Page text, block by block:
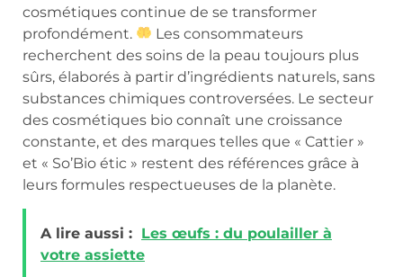
cosmétiques continue de se transformer
profondément.
Les consommateurs
recherchent des soins de la peau toujours plus
sûrs, élaborés à partir d’ingrédients naturels, sans
substances chimiques controversées. Le secteur
des cosmétiques bio connaît une croissance
constante, et des marques telles que « Cattier »
et « So’Bio étic » restent des références grâce à
leurs formules respectueuses de la planète.
A lire aussi : Les œufs : du poulailler à
votre assiette